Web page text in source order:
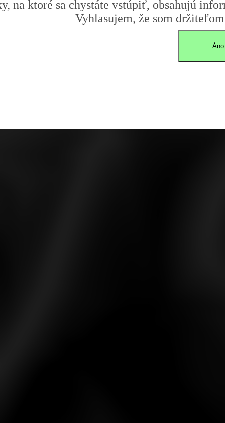
na ktoré sa chystáte vstúpiť, obsahujú
Vyhlasujem, že som
Áno